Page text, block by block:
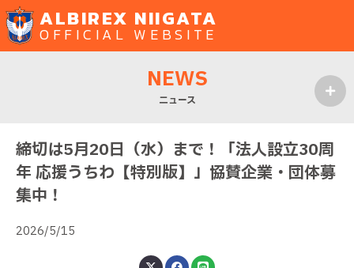
ALBIREX NIIGATA
OFFICIAL WEBSITE
NEWS
ニュース
締切は5月20日（水）まで！「法人設立30周
年 応援うちわ【特別版】」協賛企業・団体募
集中！
2026/5/15